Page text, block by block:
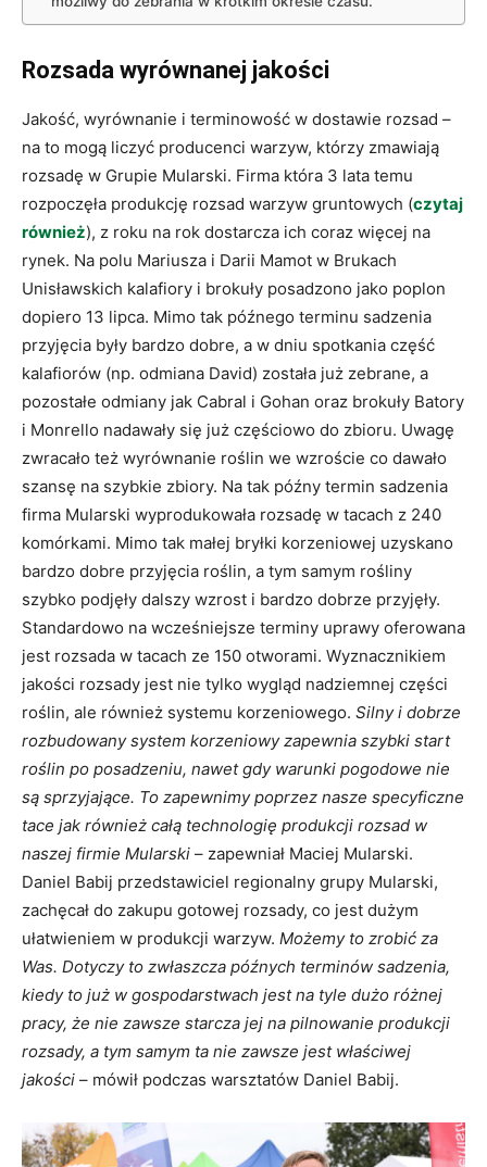
Rozsada wyrównanej jakości
Jakość, wyrównanie i terminowość w dostawie rozsad –
na to mogą liczyć producenci warzyw, którzy zmawiają
rozsadę w Grupie Mularski. Firma która 3 lata temu
rozpoczęła produkcję rozsad warzyw gruntowych (czytaj
również), z roku na rok dostarcza ich coraz więcej na
rynek. Na polu Mariusza i Darii Mamot w Brukach
Unisławskich kalafiory i brokuły posadzono jako poplon
dopiero 13 lipca. Mimo tak późnego terminu sadzenia
przyjęcia były bardzo dobre, a w dniu spotkania część
kalafiorów (np. odmiana David) została już zebrane, a
pozostałe odmiany jak Cabral i Gohan oraz brokuły Batory
i Monrello nadawały się już częściowo do zbioru. Uwagę
zwracało też wyrównanie roślin we wzroście co dawało
szansę na szybkie zbiory. Na tak późny termin sadzenia
firma Mularski wyprodukowała rozsadę w tacach z 240
komórkami. Mimo tak małej bryłki korzeniowej uzyskano
bardzo dobre przyjęcia roślin, a tym samym rośliny
szybko podjęły dalszy wzrost i bardzo dobrze przyjęły.
Standardowo na wcześniejsze terminy uprawy oferowana
jest rozsada w tacach ze 150 otworami. Wyznacznikiem
jakości rozsady jest nie tylko wygląd nadziemnej części
roślin, ale również systemu korzeniowego. Silny i dobrze
rozbudowany system korzeniowy zapewnia szybki start
roślin po posadzeniu, nawet gdy warunki pogodowe nie
są sprzyjające. To zapewnimy poprzez nasze specyficzne
tace jak również całą technologię produkcji rozsad w
naszej firmie Mularski – zapewniał Maciej Mularski.
Daniel Babij przedstawiciel regionalny grupy Mularski,
zachęcał do zakupu gotowej rozsady, co jest dużym
ułatwieniem w produkcji warzyw. Możemy to zrobić za
Was. Dotyczy to zwłaszcza późnych terminów sadzenia,
kiedy to już w gospodarstwach jest na tyle dużo różnej
pracy, że nie zawsze starcza jej na pilnowanie produkcji
rozsady, a tym samym ta nie zawsze jest właściwej
jakości – mówił podczas warsztatów Daniel Babij.